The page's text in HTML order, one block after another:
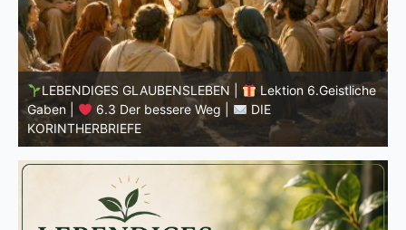
LEBENDIGES GLAUBENSLEBEN |
Lektion 6.Geistliche
Gaben |
6.2 Einheit durch Vielfalt |
DIE
KORINTHERBRIEFE